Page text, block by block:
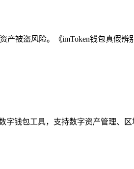
被盗风险。《imToken钱包真假
字钱包工具，支持数字资产管理、